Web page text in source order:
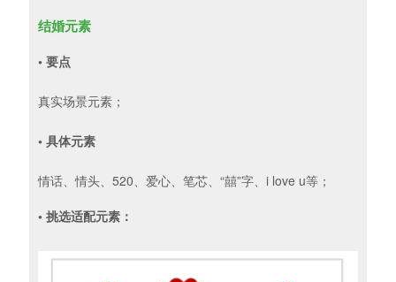
结婚元素
• 要点
真实场景元素；
• 具体元素
情话、情头、520、爱心、笔芯、“囍”字、i love u等；
• 挑选适配元素：